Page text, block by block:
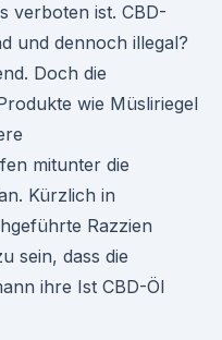
verboten ist. CBD-
und dennoch illegal?
Doch die
wie Müsliriegel
mitunter die
Kürzlich in
Razzien
sein, dass die
ihre Ist CBD-Öl